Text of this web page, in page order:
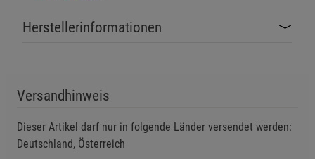
Hautkontakt kann Reizungen verursachen.
Menschen ist in Deutschland nicht zulässig.
oder manipulieren.
Herstellerinformationen
Versandhinweis
Dieser Artikel darf nur in folgende Länder versendet werden:
Deutschland, Österreich